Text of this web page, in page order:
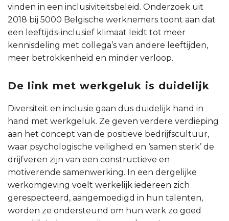
vinden in een inclusiviteitsbeleid. Onderzoek uit
2018 bij 5000 Belgische werknemers toont aan dat
een leeftijds-inclusief klimaat leidt tot meer
kennisdeling met collega’s van andere leeftijden,
meer betrokkenheid en minder verloop.
De link met werkgeluk is duidelijk
Diversiteit en inclusie gaan dus duidelijk hand in
hand met werkgeluk. Ze geven verdere verdieping
aan het concept van de positieve bedrijfscultuur,
waar psychologische veiligheid en ‘samen sterk’ de
drijfveren zijn van een constructieve en
motiverende samenwerking. In een dergelijke
werkomgeving voelt werkelijk iedereen zich
gerespecteerd, aangemoedigd in hun talenten,
worden ze ondersteund om hun werk zo goed